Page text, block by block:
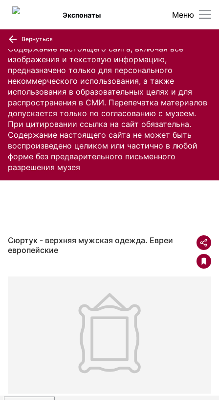
Содержание настоящего сайта, включая все
изображения и текстовую информацию,
предназначено только для персонального
некоммерческого использования, а также
использования в образовательных целях и для
распространения в СМИ. Перепечатка материалов
допускается только по согласованию с музеем.
При цитировании ссылка на сайт обязательна.
Содержание настоящего сайта не может быть
воспроизведено целиком или частично в любой
форме без предварительного письменного
разрешения музея
Меню
Экспонаты
Вернуться
Сюртук - верхняя мужская одежда. Евреи
европейские